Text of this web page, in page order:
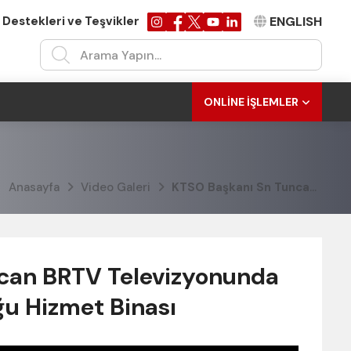
ve Teşvikler ENGLISH
ONLINE İŞLEMLER
Anasayfa Video Galeri KTSO Başkanı Sn Tuncay Özcan BRTV Televizyonunda Zafer Acar'ın Gündem Konuğu Hizmet Binası
BRTV Televizyonunda
Hizmet Binası